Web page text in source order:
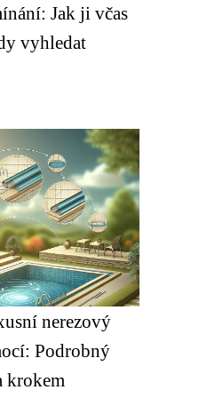
Jak ji včas
vyhledat
nerezový
Podrobný
krokem